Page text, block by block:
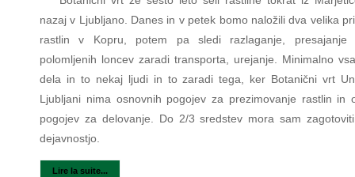
nazaj v Ljubljano. Danes in v petek bomo naložili dva velika
rastlin v Kopru, potem pa sledi razlaganje, presajanje
polomljenih loncev zaradi transporta, urejanje. Minimalno
dela in to nekaj ljudi in to zaradi tega, ker Botanični vrt
Ljubljani nima osnovnih pogojev za prezimovanje rastlin in
pogojev za delovanje. Do 2/3 sredstev mora sam
dejavnostjo.
Lire la suite...